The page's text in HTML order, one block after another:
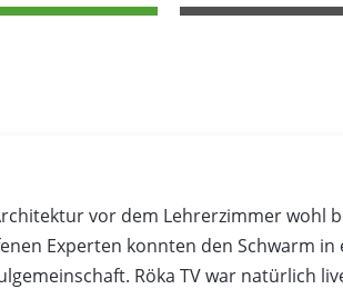
vor dem Lehrerzimmer
Experten konnten den Schwarm
Röka TV war natürlich